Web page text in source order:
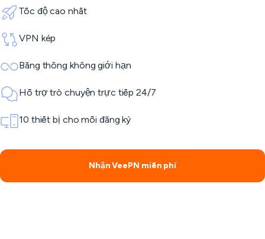
Tốc độ cao nhất
VPN kép
Băng thông không giới hạn
Hỗ trợ trò chuyện trực tiếp 24/7
10 thiết bị cho mỗi đăng ký
Nhận VeePN miễn phí